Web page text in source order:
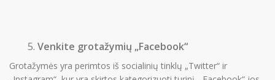
Venkite grotažymių „Facebook“
Grotažymės yra perimtos iš socialinių tinklų „Twitter“ ir